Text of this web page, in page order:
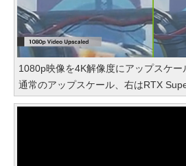
1080p映像を4K解像度にアップスケ
通常のアップスケール、右はRTX